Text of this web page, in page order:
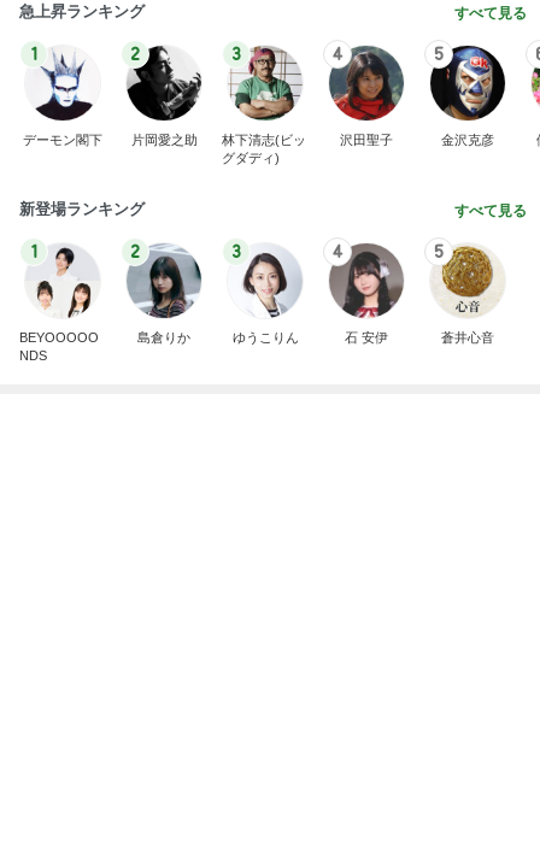
急上昇ランキング すべて見る
1
デーモン閣下
2
片岡愛之助
3
林下清志(ビッ
グダディ)
4
沢田聖子
5
金沢克彦
新登場ランキング すべて見る
1
BEYOOOOO
NDS
2
島倉りか
3
ゆうこりん
4
石 安伊
5
蒼井心音